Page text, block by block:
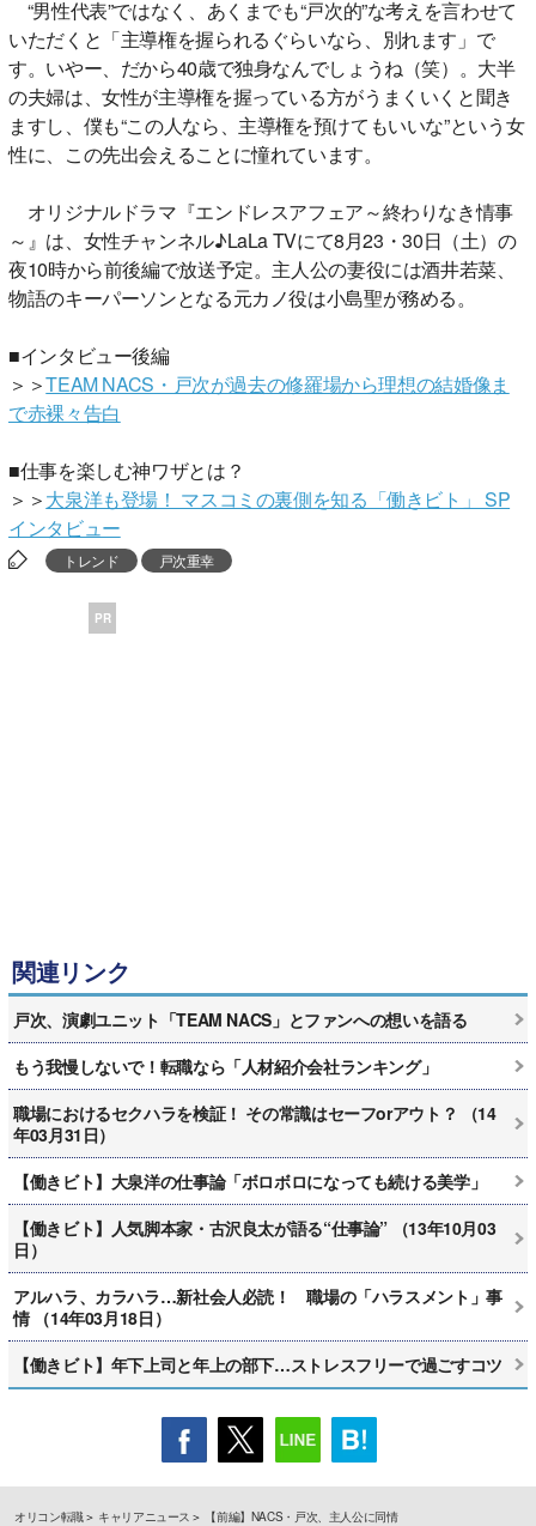
“男性代表”ではなく、あくまでも“戸次的”な考えを言わせて
いただくと「主導権を握られるぐらいなら、別れます」で
す。いやー、だから40歳で独身なんでしょうね（笑）。大半
の夫婦は、女性が主導権を握っている方がうまくいくと聞き
ますし、僕も“この人なら、主導権を預けてもいいな”という女
性に、この先出会えることに憧れています。
オリジナルドラマ『エンドレスアフェア～終わりなき情事
～』は、女性チャンネル♪LaLa TVにて8月23・30日（土）の
夜10時から前後編で放送予定。主人公の妻役には酒井若菜、
物語のキーパーソンとなる元カノ役は小島聖が務める。
■インタビュー後編
＞＞TEAM NACS・戸次が過去の修羅場から理想の結婚像ま
で赤裸々告白
■仕事を楽しむ神ワザとは？
＞＞大泉洋も登場！ マスコミの裏側を知る「働きビト」 SP
インタビュー
トレンド 戸次重幸
PR
関連リンク
戸次、演劇ユニット「TEAM NACS」とファンへの想いを語る
もう我慢しないで！転職なら「人材紹介会社ランキング」
職場におけるセクハラを検証！ その常識はセーフorアウト？ （14
年03月31日）
【働きビト】大泉洋の仕事論「ボロボロになっても続ける美学」
【働きビト】人気脚本家・古沢良太が語る“仕事論” （13年10月03
日）
アルハラ、カラハラ…新社会人必読！ 職場の「ハラスメント」事
情 （14年03月18日）
【働きビト】年下上司と年上の部下…ストレスフリーで過ごすコツ
オリコン転職 キャリアニュース 【前編】NACS・戸次、主人公に同情